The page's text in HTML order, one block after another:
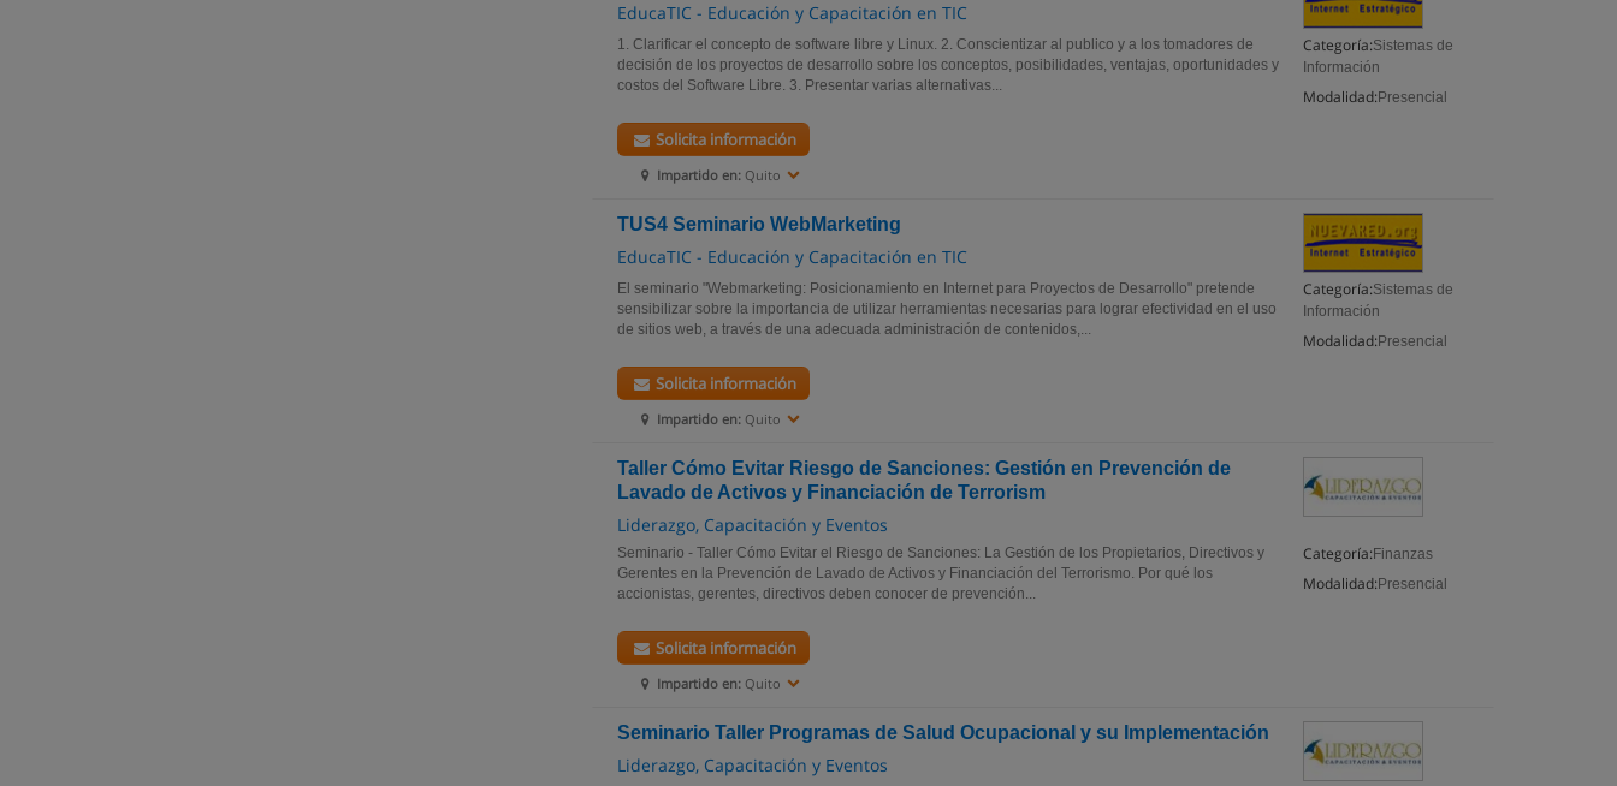
EducaTIC - Educación y Capacitación en TIC
Categoría:Sistemas de
Información
Modalidad: Presencial
1. Clarificar el concepto de software libre y Linux. 2. Conscientizar al publico y a los tomadores de
decisión de los proyectos de desarrollo sobre los conceptos, posibilidades, ventajas, oportunidades y
costos del Software Libre. 3. Presentar varias alternativas...
Impartido en: Quito
Solicita información
TUS4 Seminario WebMarketing
EducaTIC - Educación y Capacitación en TIC
Categoría:Sistemas de
Información
Modalidad: Presencial
El seminario "Webmarketing: Posicionamiento en Internet para Proyectos de Desarrollo" pretende
sensibilizar sobre la importancia de utilizar herramientas necesarias para lograr efectividad en el uso
de sitios web, a través de una adecuada administración de contenidos,...
Impartido en: Quito
Solicita información
Taller Cómo Evitar Riesgo de Sanciones: Gestión en Prevención de
Lavado de Activos y Financiación de Terrorism
Liderazgo, Capacitación y Eventos
Categoría: Finanzas
Modalidad: Presencial
Seminario - Taller Cómo Evitar el Riesgo de Sanciones: La Gestión de los Propietarios, Directivos y
Gerentes en la Prevención de Lavado de Activos y Financiación del Terrorismo. Por qué los
accionistas, gerentes, directivos deben conocer de prevención...
Impartido en: Quito
Solicita información
Seminario Taller Programas de Salud Ocupacional y su Implementación
Liderazgo, Capacitación y Eventos